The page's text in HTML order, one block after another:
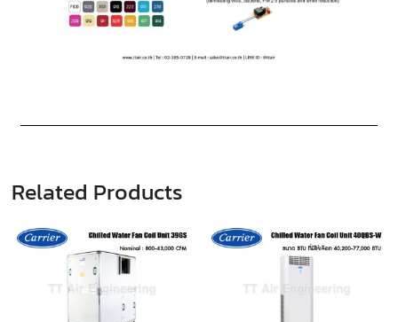
Related Products